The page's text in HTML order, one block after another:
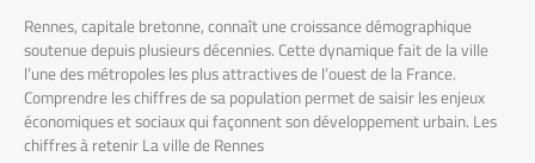
Rennes, capitale bretonne, connaît une croissance démographique
soutenue depuis plusieurs décennies. Cette dynamique fait de la ville
l’une des métropoles les plus attractives de l’ouest de la France.
Comprendre les chiffres de sa population permet de saisir les enjeux
économiques et sociaux qui façonnent son développement urbain. Les
chiffres à retenir La ville de Rennes